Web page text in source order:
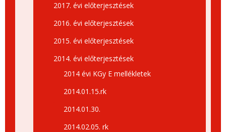
2017. évi előterjesztések
2016. évi előterjesztések
2015. évi előterjesztések
2014. évi előterjesztések
2014 évi KGy E mellékletek
2014.01.15.rk
2014.01.30.
2014.02.05. rk